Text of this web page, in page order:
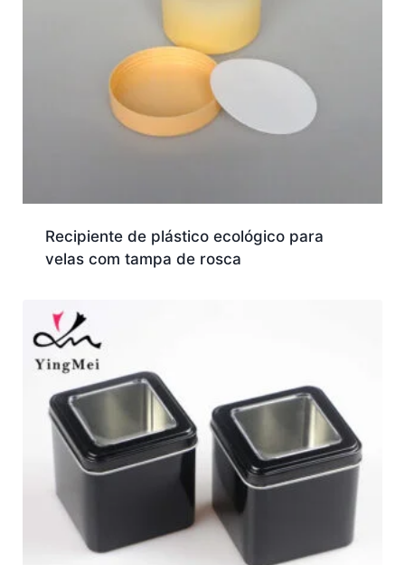
Recipiente de plástico ecológico para
velas com tampa de rosca